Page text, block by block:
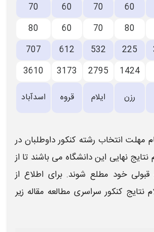
60
70
60
70
80
70
60
80
225
532
612
707
1424
2795
3173
3610
رزن ایلام قروه اسدآباد
مهلت انتخاب رشته کنکور داوطلبان در
نتایج نهایی ایندانشگاه می باشند تا از
قبولیخود مطلع شوند. برای اطلاع از
نتایج کنکور سراسری مطالعه مقاله زیر